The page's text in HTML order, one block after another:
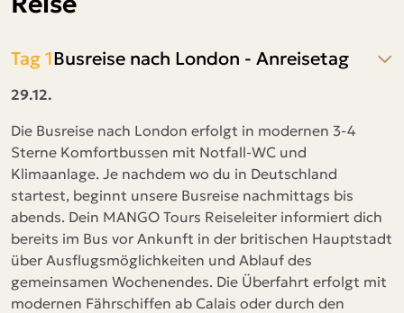
Tag 1Busreise nach London - Anreisetag
29.12.
Die Busreise nach London erfolgt in modernen 3-4
Sterne Komfortbussen mit Notfall-WC und
Klimaanlage. Je nachdem wo du in Deutschland
startest, beginnt unsere Busreise nachmittags bis
abends. Dein MANGO Tours Reiseleiter informiert dich
bereits im Bus vor Ankunft in der britischen Hauptstadt
über Ausflugsmöglichkeiten und Ablauf des
gemeinsamen Wochenendes. Die Überfahrt erfolgt mit
modernen Fährschiffen ab Calais oder durch den